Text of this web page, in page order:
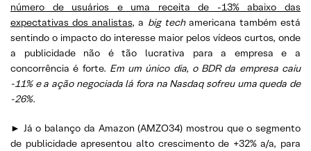
número de usuários e uma receita de -13% abaixo das
expectativas dos analistas, a big techamericana também está
sentindo o impacto do interesse maior pelos vídeos curtos, onde
a publicidade não é tão lucrativa para a empresa e a
concorrência é forte. Em um único dia, o BDR da empresa caiu
-11% e a ação negociada lá fora na Nasdaq sofreu uma queda de
-26%.
► Já o balanço da Amazon (AMZO34) mostrou que o segmento
de publicidade apresentou alto crescimento de +32% a/a, para